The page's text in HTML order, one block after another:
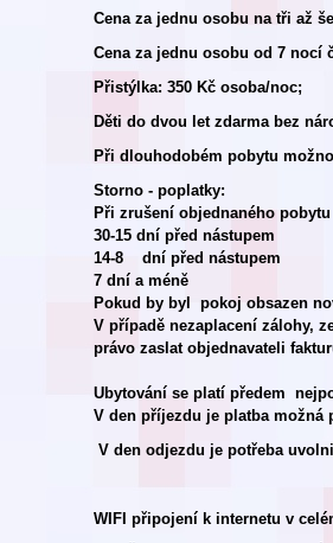
Cena za jednu osobu na tři až
Cena za jednu osobu od 7 nocí
Přistýlka: 350 Kč osoba/noc;
Děti do dvou let zdarma bez
Při dlouhodobém pobytu
Storno - poplatky:
Při zrušení objednaného
30-15 dní před nástupem
14-8 dní před nástupem
7 dní a méně 100
Pokud by byl pokoj obsazen
V případě nezaplacení zálohy,
právo zaslat objednavateli
Ubytování se platí předem
V den příjezdu je platba možná
V den odjezdu je potřeba
WIFI připojení k internetu v